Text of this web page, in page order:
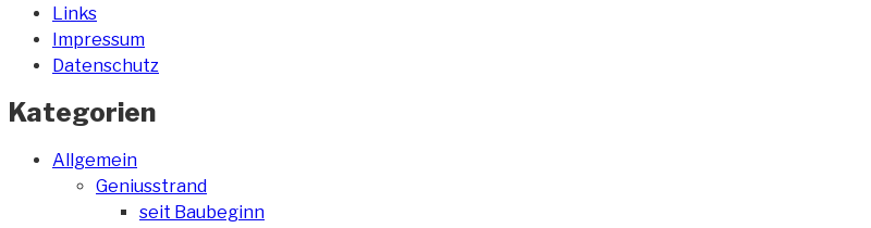
Links
Impressum
Datenschutz
Kategorien
Allgemein
Geniusstrand
seit Baubeginn